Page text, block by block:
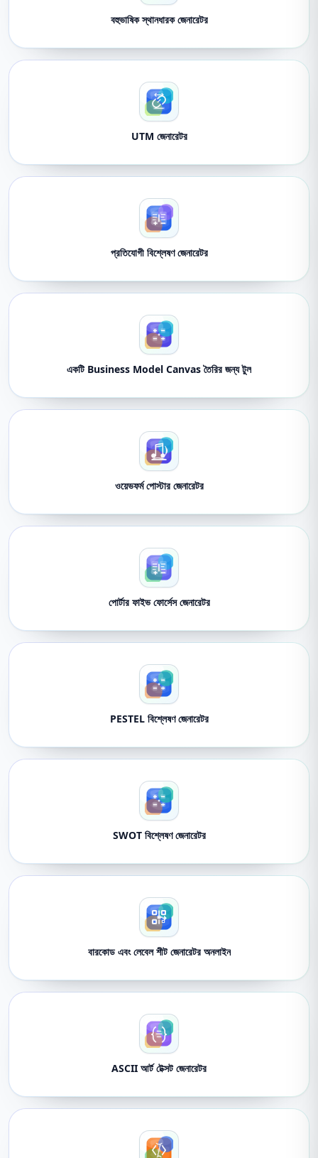
বহুভাষিক স্থানধারক জেনারেটর
UTM জেনারেটর
প্রতিযোগী বিশ্লেষণ জেনারেটর
একটি Business Model Canvas তৈরির জন্য টুল
ওয়েভফর্ম পোস্টার জেনারেটর
পোর্টার ফাইভ ফোর্সেস জেনারেটর
PESTEL বিশ্লেষণ জেনারেটর
SWOT বিশ্লেষণ জেনারেটর
বারকোড এবং লেবেল শীট জেনারেটর অনলাইন
ASCII আর্ট টেক্সট জেনারেটর